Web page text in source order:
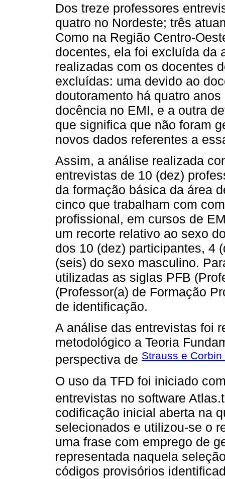
Dos treze professores
quatro no Nordeste; três
Como na Região Centro-
docentes, ela foi excluída da
realizadas com os docentes
excluídas: uma devido ao
doutoramento há quatro
docência no EMI, e a outra
que significa que não foram
novos dados referentes a
Assim, a análise realizada
entrevistas de 10 (dez)
da formação básica da área
cinco que trabalham com
profissional, em cursos de
um recorte relativo ao sexo
dos 10 (dez) participantes, 4
(seis) do sexo masculino.
utilizadas as siglas PFB
(Professor(a) de Formação
de identificação.
A análise das entrevistas foi
metodológico a Teoria
perspectiva de Strauss e Corbin
O uso da TFD foi iniciado
entrevistas no software
codificação inicial aberta na
selecionados e utilizou-se o
uma frase com emprego de
representada naquela
códigos provisórios